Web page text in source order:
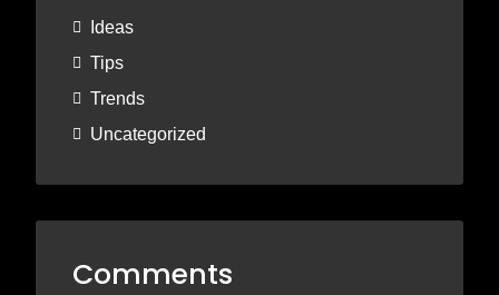
Ideas
Tips
Trends
Uncategorized
Comments